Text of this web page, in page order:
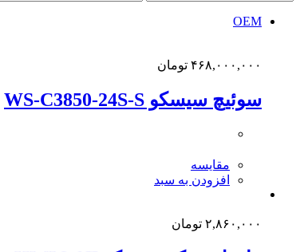
OEM
۴۶۸,۰۰۰,۰۰۰ تومان
سوئیچ سیسکو WS-C3850-24S-S
مقایسه
افزودن به سبد
۲,۸۶۰,۰۰۰ تومان